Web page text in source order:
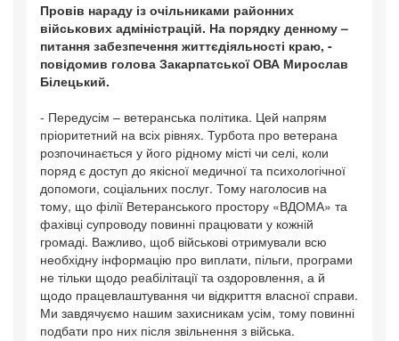
Провів нараду із очільниками районних
військових адміністрацій. На порядку денному –
питання забезпечення життєдіяльності краю, -
повідомив голова Закарпатської ОВА Мирослав
Білецький.
- Передусім – ветеранська політика. Цей напрям
пріоритетний на всіх рівнях. Турбота про ветерана
розпочинається у його рідному місті чи селі, коли
поряд є доступ до якісної медичної та психологічної
допомоги, соціальних послуг. Тому наголосив на
тому, що філії Ветеранського простору «ВДОМА» та
фахівці супроводу повинні працювати у кожній
громаді. Важливо, щоб військові отримували всю
необхідну інформацію про виплати, пільги, програми
не тільки щодо реабілітації та оздоровлення, а й
щодо працевлаштування чи відкриття власної справи.
Ми завдячуємо нашим захисникам усім, тому повинні
подбати про них після звільнення з війська.